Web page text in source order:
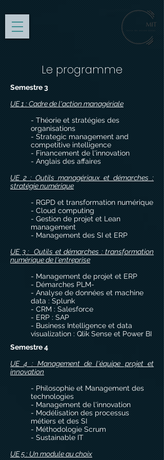
Le programme
Semestre 3
UE 1 : Cadre de l'action managériale
- Théorie et stratégies des
organisations
- Strategic management and
competitive intelligence
- Financement de l'innovation
- Anglais des affaires
UE 2 : Outils managériaux et démarches :
stratégie numérique
- RGPD et transformation numérique
- Cloud computing
- Gestion de projet et Lean
management
- Management des SI et ERP
UE 3 : Outils et démarches : transformation
numérique de l'entreprise
- Management de projet et ERP
- Démarches PLM-
- Analyse de données et machine
data : Splunk
- CRM : Salesforce
- ERP : SAP
- Business Intelligence et data
visualization : Qlik Sense et Power BI
Semestre 4
UE 4 : Management de l'équipe projet et
innovation
- Philosophie et Management des
technologies
- Management de l'innovation
- Modélisation des processus
métiers et des SI
- Méthodologie Scrum
- Sustainable IT
UE 5 : Un module au choix